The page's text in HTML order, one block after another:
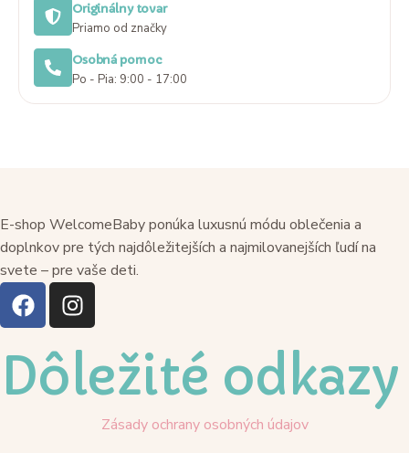
Originálny tovar
Priamo od značky
Osobná pomoc
Po - Pia: 9:00 - 17:00
E-shop WelcomeBaby ponúka luxusnú módu oblečenia a
doplnkov pre tých najdôležitejších a najmilovanejších ľudí na
svete – pre vaše deti.
Dôležité odkazy
Zásady ochrany osobných údajov